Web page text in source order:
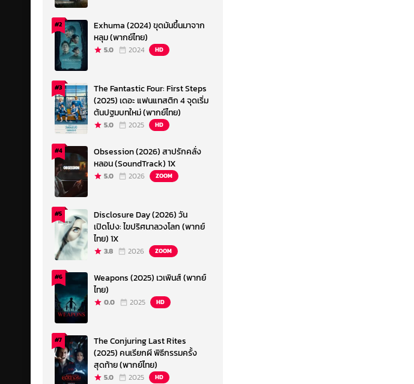
#2
Exhuma (2024) ขุดมันขึ้นมาจาก
หลุม (พากย์ไทย)
5.0 2024 HD
#3
The Fantastic Four: First Steps
(2025) เดอะ แฟนแทสติก 4 จุดเริ่ม
ต้นปฐมบทใหม่ (พากย์ไทย)
5.0 2025 HD
#4
Obsession (2026) สาปรักคลั่ง
หลอน (SoundTrack) 1X
5.0 2026 ZOOM
#5
Disclosure Day (2026) วัน
เปิดโปง: ไขปริศนาลวงโลก (พากย์
ไทย) 1X
3.8 2026 ZOOM
#6
Weapons (2025) เวเพินส์ (พากย์
ไทย)
0.0 2025 HD
#7
The Conjuring Last Rites
(2025) คนเรียกผี พิธีกรรมครั้ง
สุดท้าย (พากย์ไทย)
5.0 2025 HD